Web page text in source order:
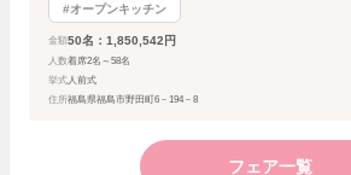
#オープンキッチン
金額 50名：1,850,542円
人数着席2名～58名
挙式人前式
住所福島県福島市野田町6－194－8
フェア一覧